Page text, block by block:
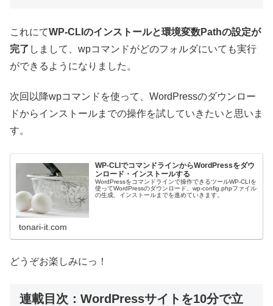
これにてWP-CLIのインストールと環境変数Pathの設定が
完了 しまして、wpコマンドがどのフォルダにいても実行
ができるようになりました。
次回以降wpコマンドを使って、WordPressのダウンロー
ドからインストールまでの操作を試していきたいと思いま
す。
WP-CLIでコマンドラインからWordPressをダウ
ンロード・インストールする
WordPressをコマンドラインで操作できるツールWP-CLIを
使ってWordPressのダウンロード、wp-config.phpファイル
の生成、インストールまでを進めていきます。
tonari-it.com
どうぞお楽しみにっ！
連載目次：WordPressサイトを10分で立